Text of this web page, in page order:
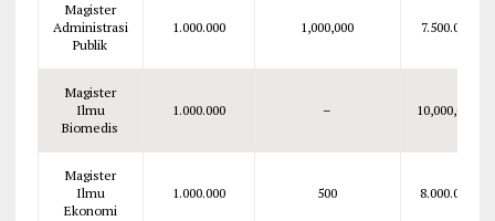
Magister
Administrasi
Publik
1.000.000 1,000,000 7.500.000
Magister
Ilmu
Biomedis
1.000.000 – 10,000,000
Magister
Ilmu
Ekonomi
1.000.000 500 8.000.000